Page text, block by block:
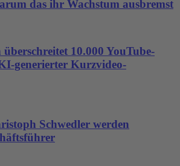
das ihr Wachstum ausbremst
10.000 YouTube-
generierter Kurzvideo-
Schwedler werden